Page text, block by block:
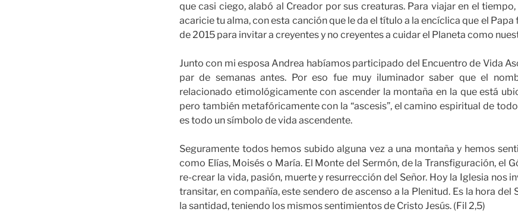
que casi ciego, alabó al Creador por sus creaturas. Para viajar en el tiempo,
acaricie tu alma, con esta canción que le da el título a la encíclica que el
de 2015 para invitar a creyentes y no creyentes a cuidar el Planeta como
Junto con mi esposa Andrea habíamos participado del Encuentro de Vida
par de semanas antes. Por eso fue muy iluminador saber que el
relacionado etimológicamente con ascender la montaña en la que está
pero también metafóricamente con la “ascesis”, el camino espiritual de
es todo un símbolo de vida ascendente.
Seguramente todos hemos subido alguna vez a una montaña y hemos
como Elías, Moisés o María. El Monte del Sermón, de la Transfiguración, el
re-crear la vida, pasión, muerte y resurrección del Señor. Hoy la Iglesia nos
transitar, en compañía, este sendero de ascenso a la Plenitud. Es la hora del
la santidad, teniendo los mismos sentimientos de Cristo Jesús. (Fil 2,5)